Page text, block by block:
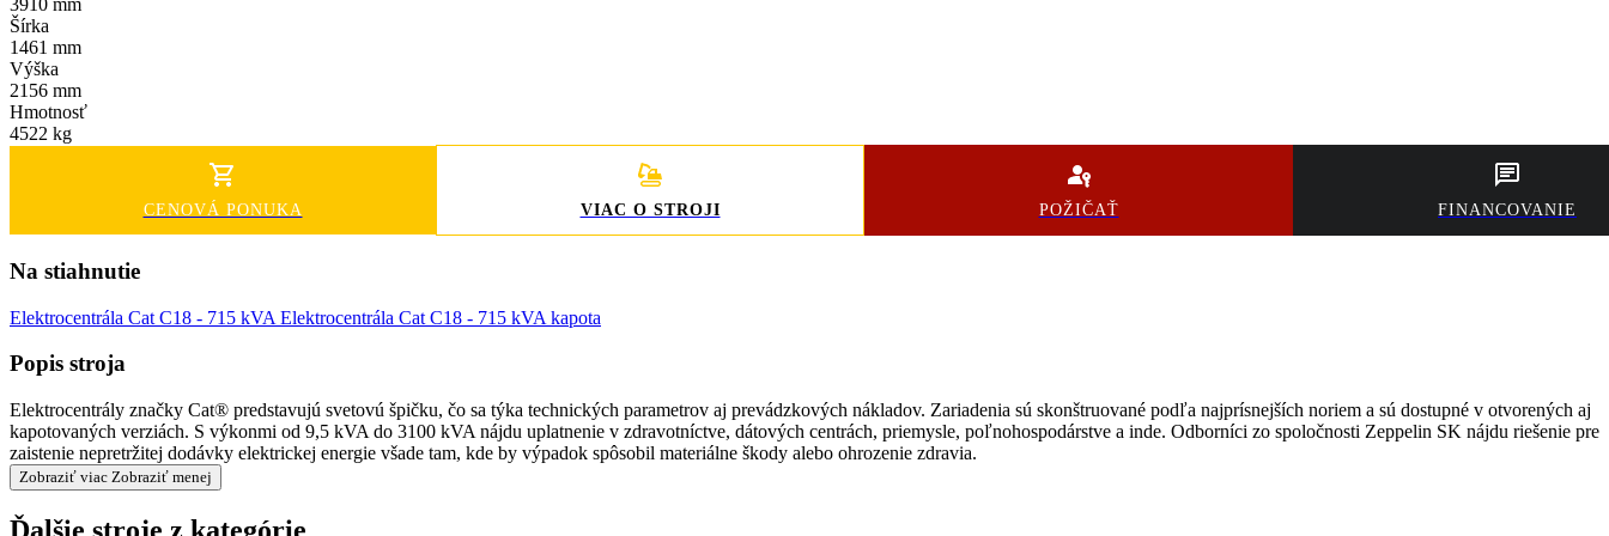
3910 mm
Šírka
1461 mm
Výška
2156 mm
Hmotnosť
4522 kg
CENOVÁ PONUKA VIAC O STROJI POŽIČAŤ FINANCOVANIE
Na stiahnutie
Elektrocentrála Cat C18 - 715 kVA Elektrocentrála Cat C18 - 715 kVA kapota
Popis stroja
Elektrocentrály značky Cat® predstavujú svetovú špičku, čo sa týka technických parametrov aj prevádzkových nákladov. Zariadenia sú skonštruované podľa najprísnejších noriem a sú dostupné v otvorených aj
kapotovaných verziách. S výkonmi od 9,5 kVA do 3100 kVA nájdu uplatnenie v zdravotníctve, dátových centrách, priemysle, poľnohospodárstve a inde. Odborníci zo spoločnosti Zeppelin SK nájdu riešenie pre
zaistenie nepretržitej dodávky elektrickej energie všade tam, kde by výpadok spôsobil materiálne škody alebo ohrozenie zdravia.
Zobraziť viac Zobraziť menej